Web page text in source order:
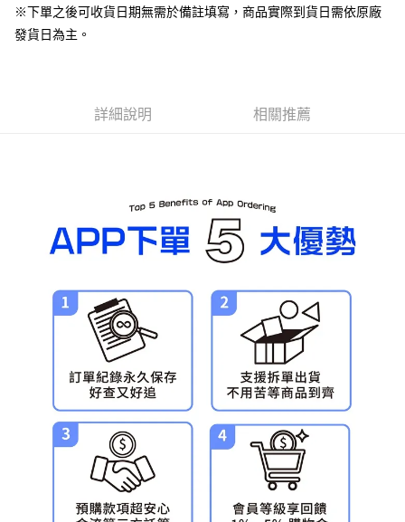
※下單之後可收貨日期無需於備註填寫，商品實際到貨日需依原廠
發貨日為主。
詳細說明 相關推薦